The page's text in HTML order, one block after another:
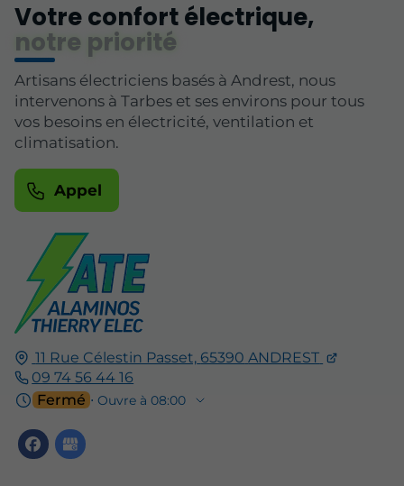
11 Rue Célestin Passet, 65390 ANDREST
09 74 56 44 16
Fermé ⋅ Ouvre à 08:00
Votre confort électrique,
notre priorité
Artisans électriciens basés à Andrest, nous
intervenons à Tarbes et ses environs pour tous
vos besoins en électricité, ventilation et
climatisation.
Appel